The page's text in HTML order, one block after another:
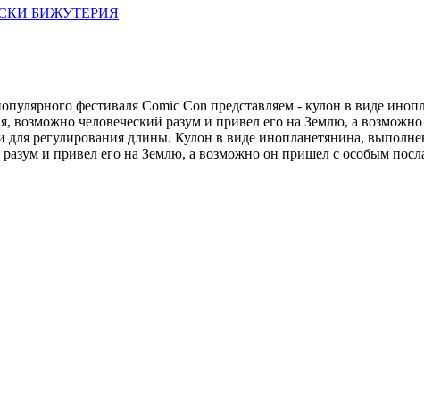
БИЖУТЕРИЯ
фестиваля Comic Con представляем - кулон в виде
возможно человеческий разум и привел его на Землю, а
регулирования длины. Кулон в виде инопланетянина,
и привел его на Землю, а возможно он пришел с особым